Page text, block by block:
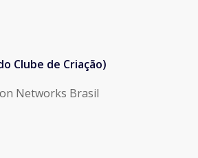
Clube de Criação)
Networks Brasil